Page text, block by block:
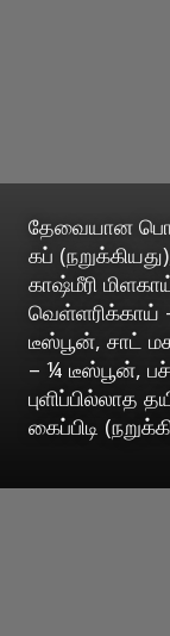
தேவையான
கப்
காஷ்மீரி
வெள்ளரிக்காய்
டீஸ்பூன், சாட்
– ¼ டீஸ்பூன்,
புளிப்பில்லாத
கைப்பிடி